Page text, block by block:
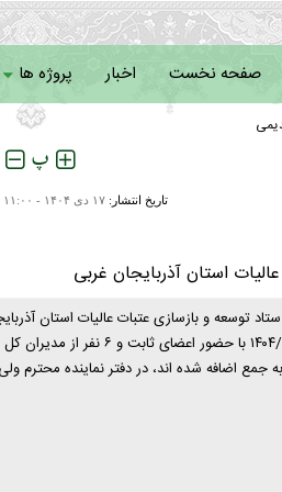
صفحه نخست اخبار پروژه ها
سامانه خادمان
پ
تاریخ انتشار: ۱۷ دی ۱۴۰۴ - ۱۱:۰۰ -
استان آذربایجان غربی
توسعه و بازسازی عتبات عالیات استان
سال ۱۴۰۴، روز شنبه ۱۴۰۴/۹/۲۲ با حضور اعضای
جمع اضافه شده اند، در دفتر نماینده محترم